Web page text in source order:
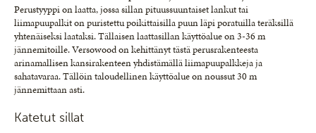
Perustyyppi on laatta, jossa sillan pituussuuntaiset lankut tai
liimapuupalkit on puristettu poikittaisilla puun läpi poratuilla teräksillä
yhtenäiseksi laataksi. Tällaisen laattasillan käyttöalue on 3-36 m
jännemitoille. Versowood on kehittänyt tästä perusrakenteesta
arinamallisen kansirakenteen yhdistämällä liimapuupalkkeja ja
sahatavaraa. Tällöin taloudellinen käyttöalue on noussut 30 m
jännemittaan asti.
Katetut sillat